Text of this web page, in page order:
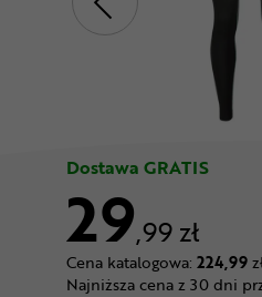
Dostawa GRATIS
29,99 zł
Cena katalogowa: 224,99
Najniższa cena z 30 dni